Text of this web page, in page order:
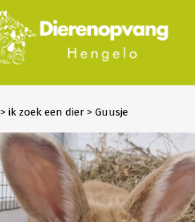
>ik zoek een dier >Guusje